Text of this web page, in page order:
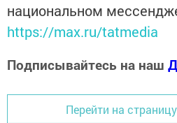
национальном
https://max.ru/tatmedia
Подписывайтесь на наш
Перейти на